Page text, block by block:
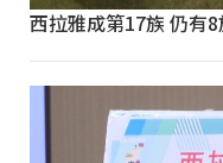
西拉雅成第17族 仍有